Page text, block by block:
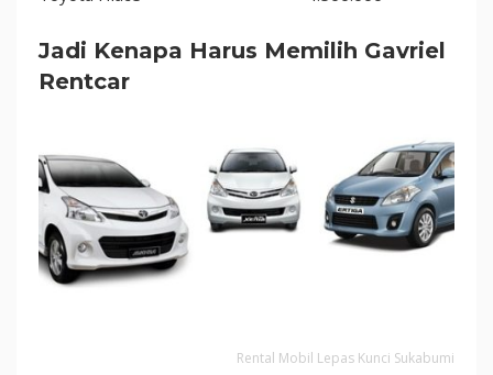
Jadi Kenapa Harus Memilih Gavriel
Rentcar
Rental Mobil Lepas Kunci Sukabumi